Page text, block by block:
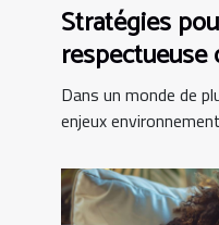
Stratégies
Dans un monde de
enjeux